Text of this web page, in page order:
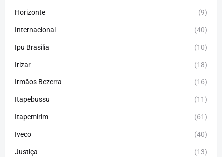
Horizonte (9)
Internacional (40)
Ipu Brasilia (10)
Irizar (18)
Irmãos Bezerra (16)
Itapebussu (11)
Itapemirim (61)
Iveco (40)
Justiça (13)